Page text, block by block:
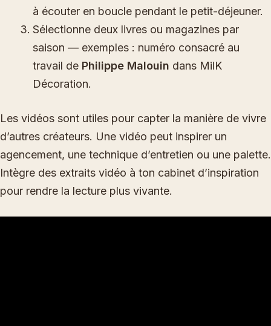
à écouter en boucle pendant le petit-déjeuner.
Sélectionne deux livres ou magazines par
saison — exemples : numéro consacré au
travail de Philippe Malouin dans MilK
Décoration.
Les vidéos sont utiles pour capter la manière de vivre
d’autres créateurs. Une vidéo peut inspirer un
agencement, une technique d’entretien ou une palette.
Intègre des extraits vidéo à ton cabinet d’inspiration
pour rendre la lecture plus vivante.